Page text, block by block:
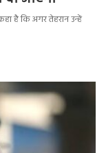
है कि अगर तेहरान उन्हें